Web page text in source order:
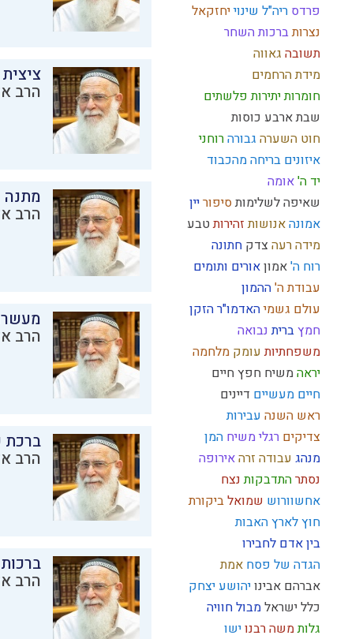
פרדס ריה"ל שינוייחזקאל
נצרותברכות השחר
תשובה גאווה
מידת הרחמים
חומרות יתירותפלשתים
שבתארבע כוסות
חוט השערה גבורהרוחני
איזונים בריחה מהכבוד
יד ה'אומה
שאיפה לשלימותסיפוריין
אמונהאנושותזהירותטבע
מידה רעהצדק חתונה
רוח ה'אמוןאורים ותומים
עבודת ה'ההמון
עולם גשמיהאדמו"ר הזקן
חמץבריתנבואה
משפחתיותעומק מלחמה
יראהמשיח חפץ חיים
חיים מעשיים דיינים
ראש השנה עבירות
צדיקים רגלי משיח המן
מנהג עבודה זרהאירופה
נסתרהתדבקותנצח
אחשוורוש שמואלביקורת
חוץ לארץהאבות
בין אדם לחבירו
הגדה של פסח אמת
אברהם אבינויהושע יצחק
כלל ישראלמבולחוויה
גלותמשה רבנוישו
הרב
מתנה
הרב
הרב
ברכת
הרב
הרב